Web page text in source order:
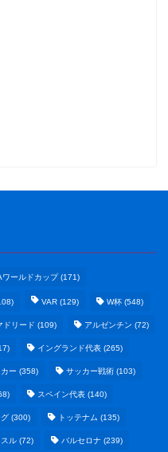
ワールドカップ(171)
VAR (129) W杯 (548)
ドリード (109) アルゼンチン (72)
イングランド代表 (265)
ー (358) サッカー戦術 (103)
スペイン代表 (140)
(300) トッテナム (135)
ル (72) バルセロナ (239)